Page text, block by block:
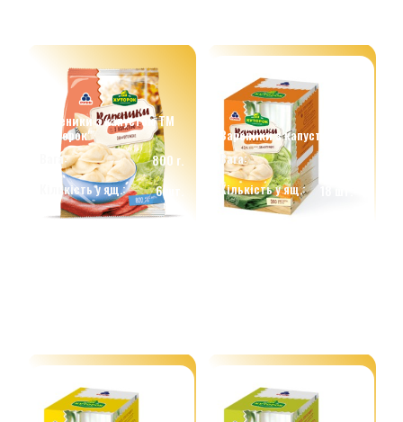
Вареники з капустою ТМ
"Хуторок"
Вага:
800 г.
Кількість у ящ.:
6 шт.
Вареники з капустою
Вага:
Кількість у ящ.: